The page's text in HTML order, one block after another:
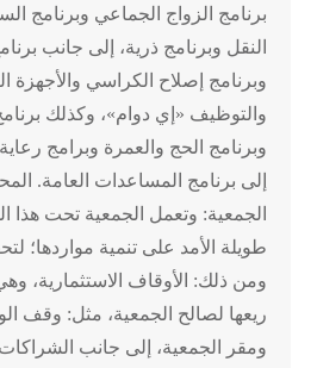
برنامج الزواج الجماعي وبرنامج
النقل وبرنامج ذرية، إلى جانب
وبرنامج إصلاح الكراسي والأجهزة
والتوظيف «إي دوام»، وكذلك
وبرنامج الحج والعمرة وبرامج
إلى برنامج المساعدات العامة.
الجمعية: وتعمل الجمعية تحت
طويلة الأمد على تنمية مواردها؛
ومن ذلك: الأوقاف الاستثمارية،
ريعها لصالح الجمعية، مثل: وقف
ومقر الجمعية، إلى جانب